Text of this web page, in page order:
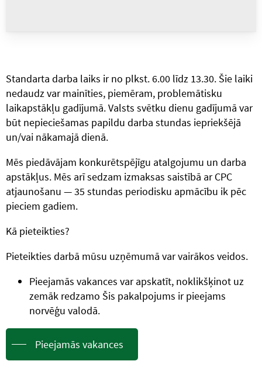
Standarta darba laiks ir no plkst. 6.00 līdz 13.30. Šie laiki
nedaudz var mainīties, piemēram, problemātisku
laikapstākļu gadījumā. Valsts svētku dienu gadījumā var
būt nepieciešamas papildu darba stundas iepriekšējā
un/vai nākamajā dienā.
Mēs piedāvājam konkurētspējīgu atalgojumu un darba
apstākļus. Mēs arī sedzam izmaksas saistībā ar CPC
atjaunošanu — 35 stundas periodisku apmācību ik pēc
pieciem gadiem.
Kā pieteikties?
Pieteikties darbā mūsu uzņēmumā var vairākos veidos.
Pieejamās vakances var apskatīt, noklikšķinot uz
zemāk redzamo Šis pakalpojums ir pieejams
norvēģu valodā.
Pieejamās vakances